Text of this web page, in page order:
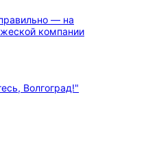
— на
компании